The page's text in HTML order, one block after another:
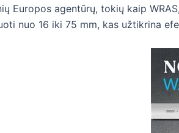
Europos agentūrų, tokių kaip
nuo 16 iki 75 mm, kas užtikrina